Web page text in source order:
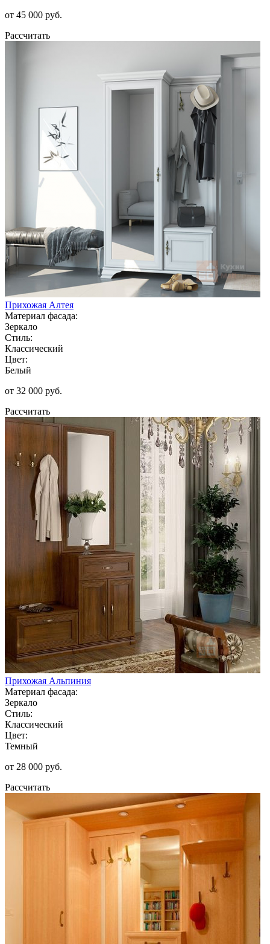
от 45 000 руб.
Рассчитать
Прихожая Алтея
Материал фасада:
Зеркало
Стиль:
Классический
Цвет:
Белый
от 32 000 руб.
Рассчитать
Прихожая Альпиния
Материал фасада:
Зеркало
Стиль:
Классический
Цвет:
Темный
от 28 000 руб.
Рассчитать